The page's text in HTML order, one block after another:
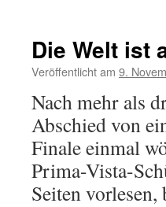
Die Welt ist
Veröffentlicht am 9.
Nach mehr als
Abschied von
Finale einmal
Prima-Vista-
Seiten